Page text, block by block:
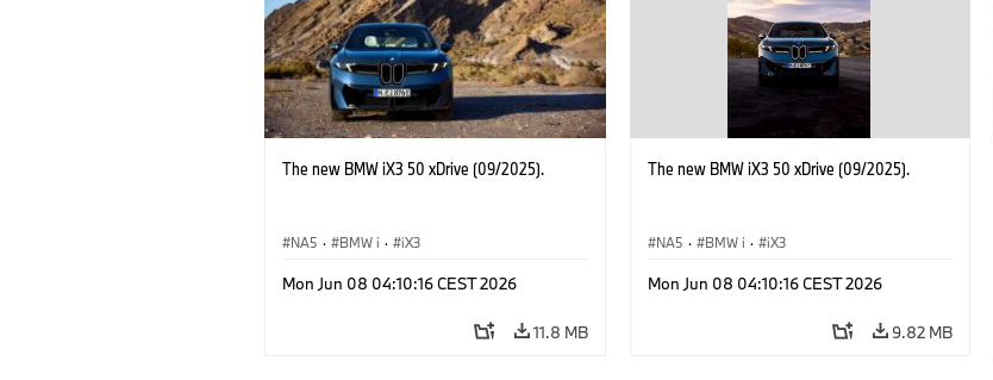
The new BMW iX3 50 xDrive (09/2025).
NA5 · BMW i · iX3
Mon Jun 08 04:10:16 CEST 2026
11.8 MB
The new BMW iX3 50 xDrive (09/2025).
NA5 · BMW i · iX3
Mon Jun 08 04:10:16 CEST 2026
9.82 MB